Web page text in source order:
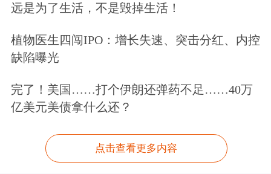
远是为了生活，不是毁掉生活！
植物医生四闯IPO：增长失速、突击分红、内控
缺陷曝光
完了！美国……打个伊朗还弹药不足……40万
亿美元美债拿什么还？
点击查看更多内容